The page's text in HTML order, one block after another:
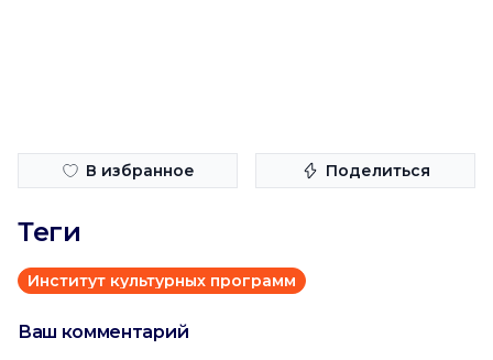
В избранное Поделиться
Теги
Институт культурных программ
Ваш комментарий